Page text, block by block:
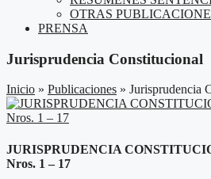
OTRAS
PRENSA
Jurisprudencia Constitucional
Inicio » Publicaciones » Jurisprudencia
JURISPRUDENCIA
Nros. 1 – 17